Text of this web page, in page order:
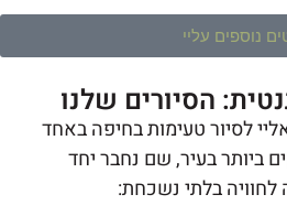
נוספים עליי
הסיורים שלנו
לסיור טעימות בחיפה באחד
בעיר, שם נחבר יחד
בלתי נשכחת: